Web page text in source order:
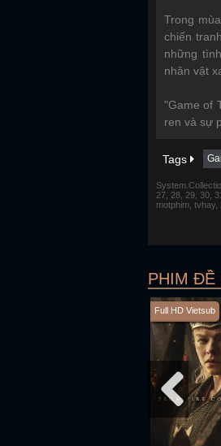
Trong
chiến
những
nhân vật
"Game of
ren và sự
Tags
27, 28, 29, 30,
motphim, tvhay,
PHIM ĐỀ
Full HD Vietsub